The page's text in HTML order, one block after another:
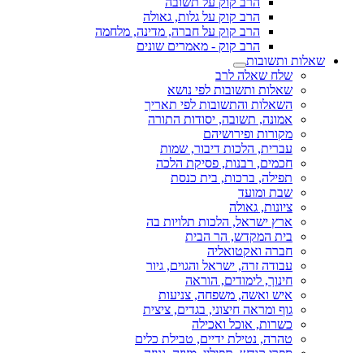
הרב קוק על גלות, גאולה
הרב קוק על חברה, מדינה, מלחמה
הרב קוק - מאמרים שונים
שאלות ותשובות
שלח שאלה לרב
שאלות ותשובות לפי נושא
השאלות והתשובות לפי תאריך
אמונה, תשובה, יסודות התורה
מקורות ופירושיהם
עברית, הלכות דיבור, שמות
חכמים, רבנות, פסיקת הלכה
תפילה, ברכות, בית כנסת
שבת ומועד
ציונות, גאולה
ארץ ישראל, הלכות תלויות בה
בית המקדש, הר הבית
חברה ואקטואליה
עבודה זרה, ישראל והגוים, גיור
חינוך, לימודים, הוראה
איש ואשה, משפחה, צניעות
גוף ומראה חיצוני, בגדים, ציצית
כשרות, אוכל ואכילה
טהרה, נטילת ידיים, טבילת כלים